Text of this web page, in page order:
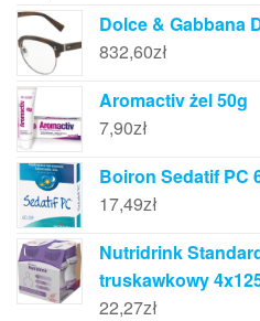
Dolce & Gabbana
832,60zł
Aromactiv żel 50g
7,90zł
Boiron Sedatif PC
17,49zł
Nutridrink
truskawkowy
22,27zł